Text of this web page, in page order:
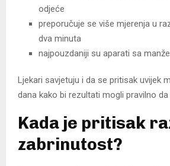
odjeće
preporučuje se više mjerenja u
dva minuta
najpouzdaniji su aparati sa
Ljekari savjetuju i da se pritisak uvijek
dana kako bi rezultati mogli pravilno
Kada je pritisak
zabrinutost?